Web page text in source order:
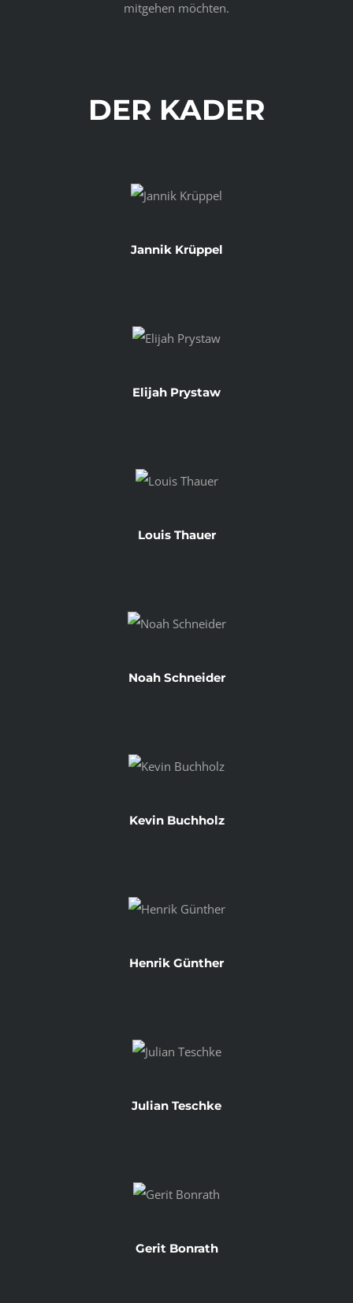
mitgehen möchten.
DER KADER
Jannik Krüppel
Elijah Prystaw
Louis Thauer
Noah Schneider
Kevin Buchholz
Henrik Günther
Julian Teschke
Gerit Bonrath